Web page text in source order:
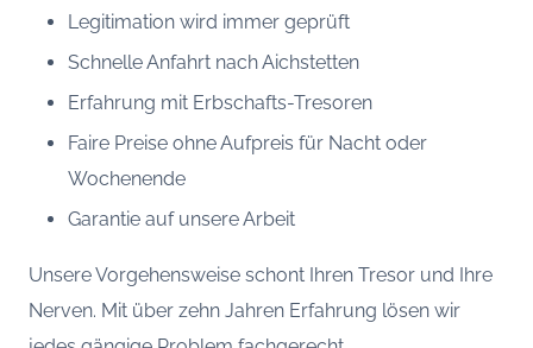
Legitimation wird immer geprüft
Schnelle Anfahrt nach Aichstetten
Erfahrung mit Erbschafts-Tresoren
Faire Preise ohne Aufpreis für Nacht oder
Wochenende
Garantie auf unsere Arbeit
Unsere Vorgehensweise schont Ihren Tresor und Ihre
Nerven. Mit über zehn Jahren Erfahrung lösen wir